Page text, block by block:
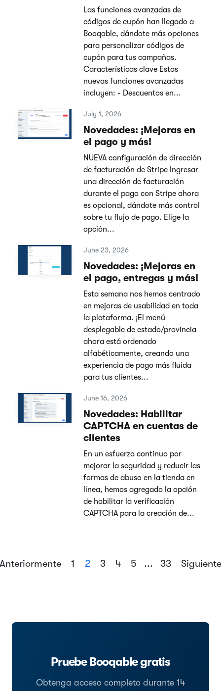
Las funciones avanzadas de
códigos de cupón han llegado a
Booqable, dándote más opciones
para personalizar códigos de
cupón para tus campañas.
Características clave Estas
nuevas funciones avanzadas
incluyen: - Descuentos en...
July 1, 2026
Novedades: ¡Mejoras en
el pago y más!
NUEVA configuración de dirección
de facturación de Stripe Ingresar
una dirección de facturación
durante el pago con Stripe ahora
es opcional, dándote más control
sobre tu flujo de pago. Elige la
opción...
June 23, 2026
Novedades: ¡Mejoras en
el pago, entregas y más!
Esta semana nos hemos centrado
en mejoras de usabilidad en toda
la plataforma. ¡El menú
desplegable de estado/provincia
ahora está ordenado
alfabéticamente, creando una
experiencia de pago más fluida
para tus clientes...
June 16, 2026
Novedades: Habilitar
CAPTCHA en cuentas de
clientes
En un esfuerzo continuo por
mejorar la seguridad y reducir las
formas de abuso en la tienda en
línea, hemos agregado la opción
de habilitar la verificación
CAPTCHA para la creación de...
1 2 3 4 5 ... 33
Pruebe Booqable gratis
Obtenga acceso completo durante 14